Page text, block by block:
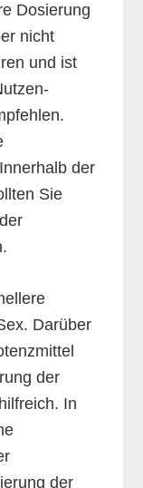
Dosierung
nicht
und ist
der
Sie
Darüber
der
In
der